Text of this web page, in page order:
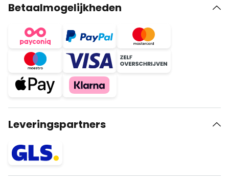
Betaalmogelijkheden
Leveringspartners